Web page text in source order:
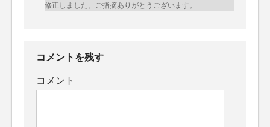
修正しました。ご指摘ありがとうございます。
コメントを残す
コメント